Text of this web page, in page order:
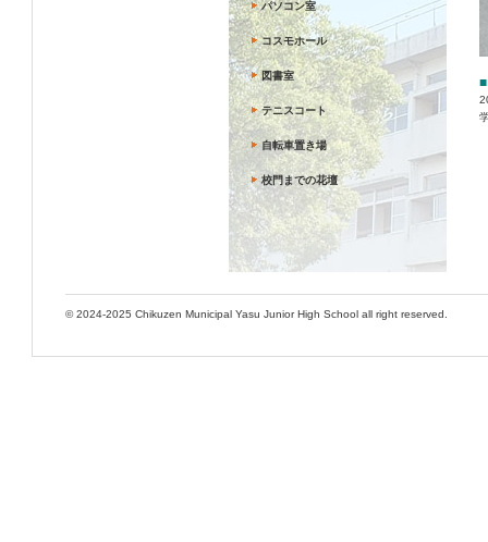
■
パソコン室
コスモホール
図書室
テニスコート
自転車置き場
校門までの花壇
© 2024-2025 Chikuzen Municipal Yasu Junior High School all right reserved.